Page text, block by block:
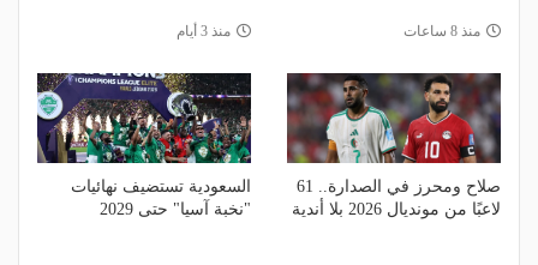
منذ 8 ساعات منذ 3 أيام
صلاح ومحرز في الصدارة.. 61
لاعبًا من مونديال 2026 بلا أندية
السعودية تستضيف نهائيات
"نخبة آسيا" حتى 2029